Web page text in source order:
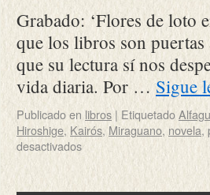
Grabado: ‘Flores de loto
que los libros son
que su lectura sí nos
vida diaria. Por …Sigue
Publicado en libros | Etiquetado
Hiroshige, Kairós, Miraguano, novela,
desactivados